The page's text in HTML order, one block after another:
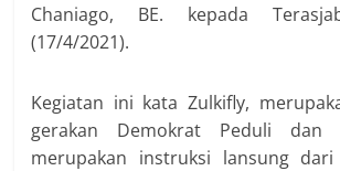
Chaniago, BE. kepada
(17/4/2021).
Kegiatan ini kata Zulkifly,
gerakan Demokrat Peduli dan
merupakan instruksi lansung